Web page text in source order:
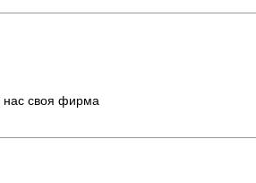
нас своя фирма